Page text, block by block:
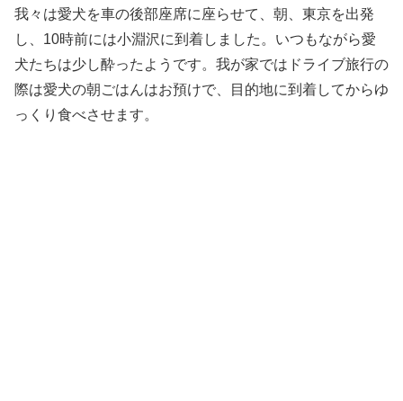
我々は愛犬を車の後部座席に座らせて、朝、東京を出発
し、10時前には小淵沢に到着しました。いつもながら愛
犬たちは少し酔ったようです。我が家ではドライブ旅行の
際は愛犬の朝ごはんはお預けで、目的地に到着してからゆ
っくり食べさせます。